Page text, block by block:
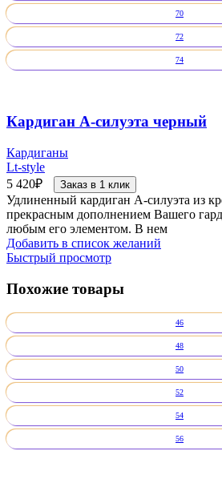
70
72
74
Кардиган А-силуэта черный
Кардиганы
Lt-style
5 420₽ Заказ в 1 клик
Удлиненный кардиган А-силуэта из
прекрасным дополнением Вашего
любым его элементом. В нем
Добавить в список желаний
Быстрый просмотр
Похожие товары
46
48
50
52
54
56